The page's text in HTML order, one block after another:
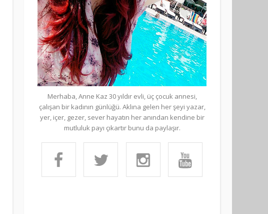
Merhaba, Anne Kaz 30 yıldır evli, üç çocuk annesi,
çalışan bir kadının günlüğü. Aklına gelen her şeyi yazar,
yer, içer, gezer, sever hayatın her anından kendine bir
mutluluk payı çıkartır bunu da paylaşır.